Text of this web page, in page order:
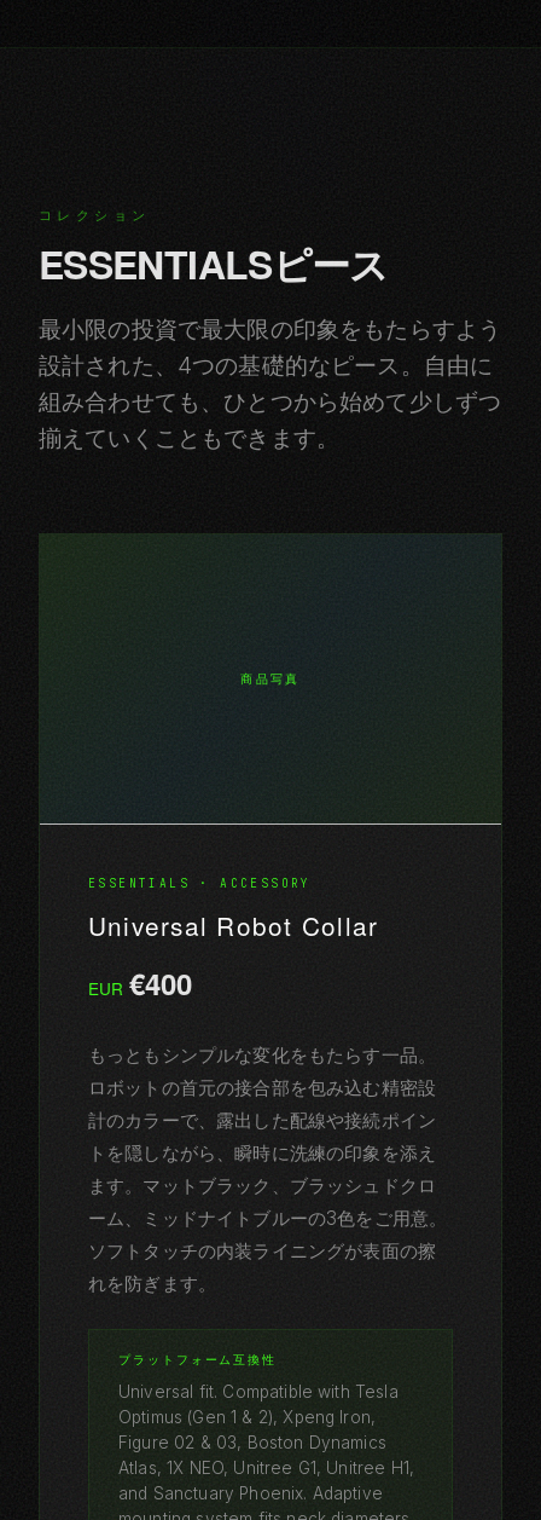
コレクション
ESSENTIALSピース
最小限の投資で最大限の印象をもたらすよう
設計された、4つの基礎的なピース。自由に
組み合わせても、ひとつから始めて少しずつ
揃えていくこともできます。
商品写真
ESSENTIALS · ACCESSORY
Universal Robot Collar
EUR €400
もっともシンプルな変化をもたらす一品。
ロボットの首元の接合部を包み込む精密設
計のカラーで、露出した配線や接続ポイン
トを隠しながら、瞬時に洗練の印象を添え
ます。マットブラック、ブラッシュドクロ
ーム、ミッドナイトブルーの3色をご用意。
ソフトタッチの内装ライニングが表面の擦
れを防ぎます。
プラットフォーム互換性
Universal fit. Compatible with Tesla
Optimus (Gen 1 & 2), Xpeng Iron,
Figure 02 & 03, Boston Dynamics
Atlas, 1X NEO, Unitree G1, Unitree H1,
and Sanctuary Phoenix. Adaptive